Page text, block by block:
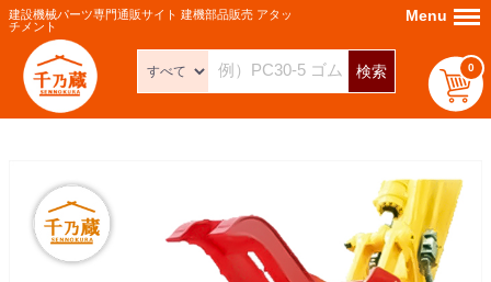
建設機械パーツ専門通販サイト 建機部品販売 アタッ
チメント
検索 0
Menu Menu